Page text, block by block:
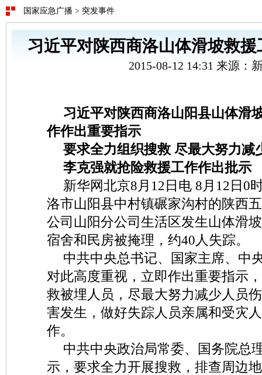
国家应急广播 > 突发事件
习近平对陕西商洛山体滑坡救
2015-08-12 14:31 来源：
习近平对陕西商洛山阳县山体滑
作作出重要指示
要求全力组织搜救 尽最大努力减
李克强就抢险救援工作作出批示
新华网北京8月12日电 8月12日0
洛市山阳县中村镇碾家沟村的陕西
公司山阳分公司生活区发生山体滑
宿舍和民房被掩理，约40人失踪。
中共中央总书记、国家主席、中
对此高度重视，立即作出重要指示
救被埋人员，尽最大努力减少人员
害发生，做好失踪人员亲属和受灾
作。
中共中央政治局常委、国务院总
示，要求全力开展搜救，排查周边